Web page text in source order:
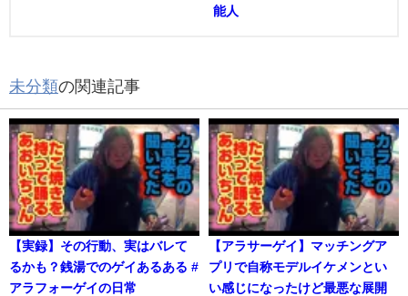
能人
未分類の関連記事
【実録】その行動、実はバレて
るかも？銭湯でのゲイあるある #
アラフォーゲイの日常
【アラサーゲイ】マッチングア
プリで自称モデルイケメンとい
い感じになったけど最悪な展開